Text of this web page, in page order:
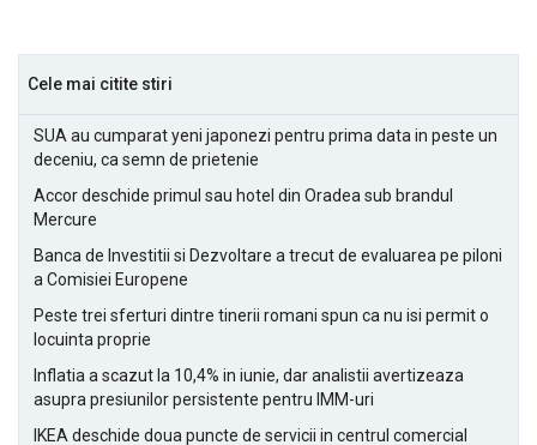
Cele mai citite stiri
SUA au cumparat yeni japonezi pentru prima data in peste un
deceniu, ca semn de prietenie
Accor deschide primul sau hotel din Oradea sub brandul
Mercure
Banca de Investitii si Dezvoltare a trecut de evaluarea pe piloni
a Comisiei Europene
Peste trei sferturi dintre tinerii romani spun ca nu isi permit o
locuinta proprie
Inflatia a scazut la 10,4% in iunie, dar analistii avertizeaza
asupra presiunilor persistente pentru IMM-uri
IKEA deschide doua puncte de servicii in centrul comercial